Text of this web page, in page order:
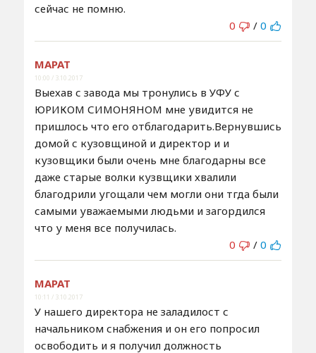
сейчас не помню.
0
/ 0
МАРАТ
10:00 / 3.10.2017
Выехав с завода мы тронулись в УФУ с
ЮРИКОМ СИМОНЯНОМ мне увидится не
пришлось что его отблагодарить.Вернувшись
домой с кузовщиной и директор и и
кузовщики были очень мне благодарны все
даже старые волки кузвщики хвалили
благодрили угощали чем могли они тгда были
самыми уважаемыми людьми и загордился
что у меня все получилась.
0
/ 0
МАРАТ
10:11 / 3.10.2017
У нашего директора не заладилост с
начальником снабжения и он его попросил
освободить и я получил должность